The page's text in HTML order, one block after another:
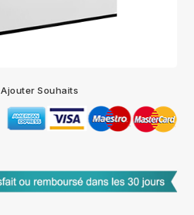
Ajouter Souhaits